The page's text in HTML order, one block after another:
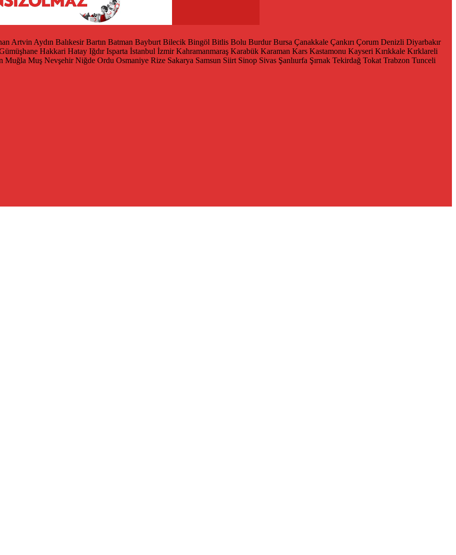
Artvin Aydın Balıkesir Bartın Batman Bayburt Bilecik Bingöl Bitlis Bolu Burdur Bursa Çanakkale Çankırı Çorum Denizli Diyarbakır
Hakkari Hatay Iğdır Isparta İstanbul İzmir Kahramanmaraş Karabük Karaman Kars Kastamonu Kayseri Kırıkkale Kırklareli
Muğla Muş Nevşehir Niğde Ordu Osmaniye Rize Sakarya Samsun Siirt Sinop Sivas Şanlıurfa Şırnak Tekirdağ Tokat Trabzon Tunceli